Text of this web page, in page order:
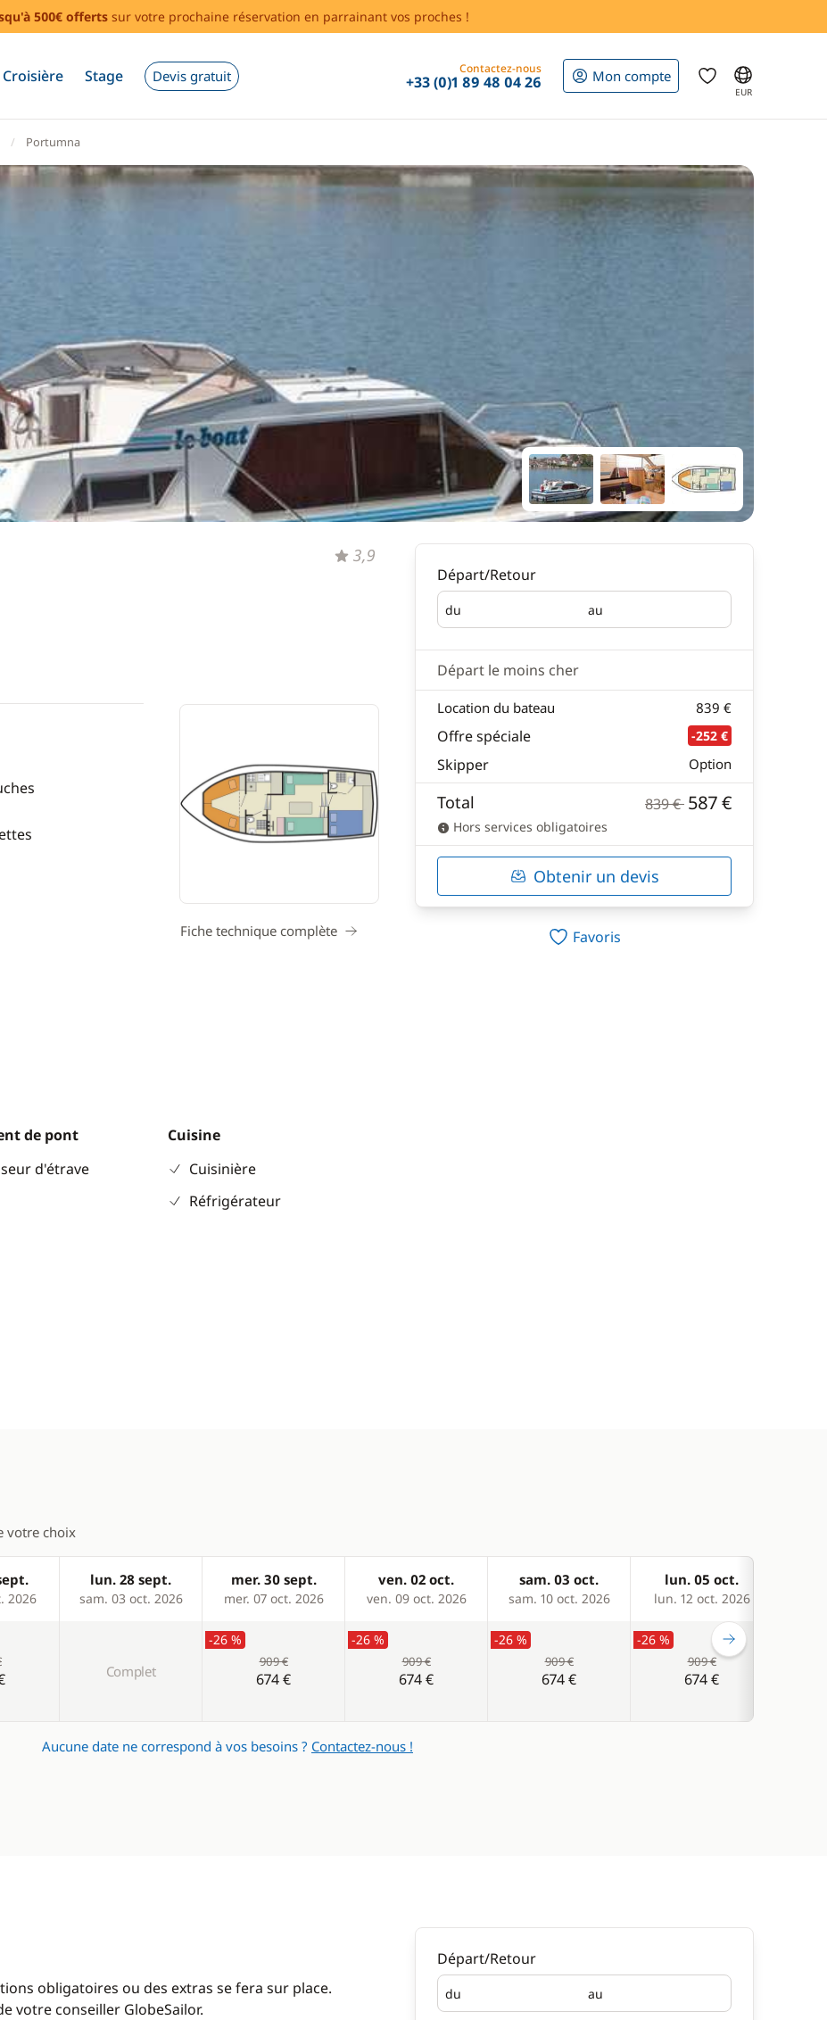
500€ offerts sur votre prochaine réservation en parrainant vos proches !
Croisière Stage Devis gratuit Contactez-nous
+33 (0)1 89 48 04 26 Mon compte
EUR
Portumna
3,9
Fiche technique complète
de pont
d'étrave
Cuisine
Cuisinière
Réfrigérateur
Départ/Retour
du
Départ au
Retour
Départ le moins cher
Location du bateau 839 €
Offre spéciale -252 €
Skipper Option
Total 839 € 587 €
Hors services obligatoires
Obtenir un devis
Favoris
votre choix
2026
lun. 28 sept.
sam. 03 oct. 2026
mer. 30 sept.
mer. 07 oct. 2026
ven. 02 oct.
ven. 09 oct. 2026
sam. 03 oct.
sam. 10 oct. 2026
lun. 05 oct.
lun. 12 oct. 2026
Complet
-26 %
909 €
674 €
-26 %
909 €
674 €
-26 %
909 €
674 €
-26 %
909 €
674 €
Aucune date ne correspond à vos besoins ? Contactez-nous !
obligatoires ou des extras se fera sur place.
votre conseiller GlobeSailor.
Départ/Retour
du
Départ au
Retour